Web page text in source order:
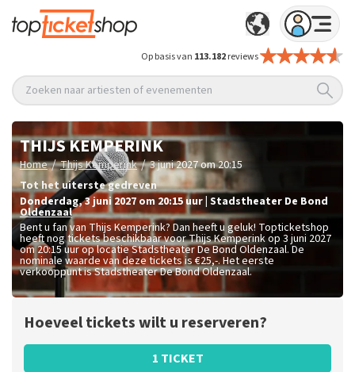
Op basis van 113.182reviews
Zoeken naar artiesten of evenementen
THIJS KEMPERINK
Home / Thijs Kemperink / 3 juni 2027 om 20:15
Tot het uiterste gedreven
donderdag,3 juni 2027 om 20:15uur Stadstheater De Bond
Oldenzaal
Bent u fan van Thijs Kemperink? Dan heeft u geluk! Topticketshop
heeft nog tickets beschikbaar voor Thijs Kemperink op 3 juni 2027
om 20:15 uur op locatie Stadstheater De Bond Oldenzaal. De
nominale waarde van deze tickets is€25,-. Het eerste
verkooppunt is Stadstheater De Bond Oldenzaal.
Hoeveel tickets wilt u reserveren?
1 TICKET